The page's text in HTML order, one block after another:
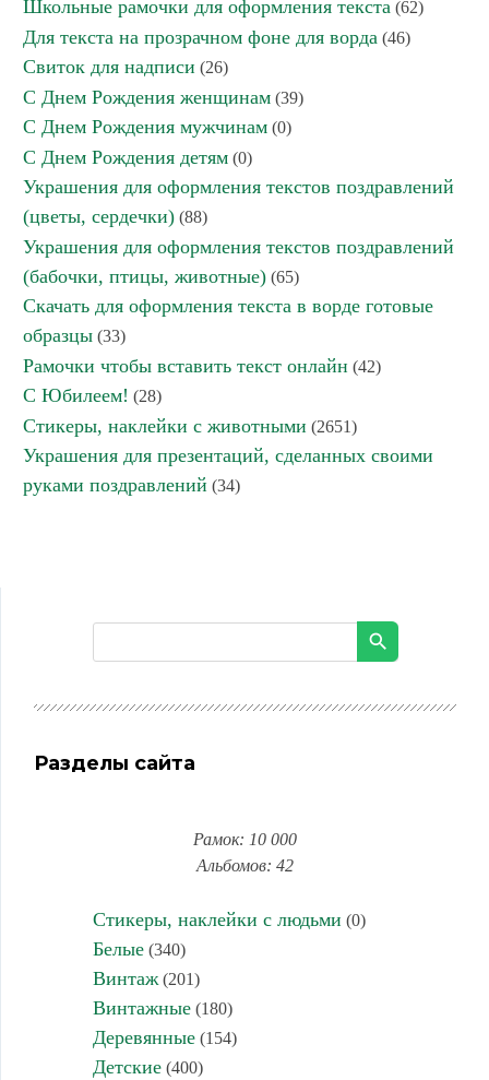
Школьные рамочки для оформления текста (62)
Для текста на прозрачном фоне для ворда (46)
Свиток для надписи (26)
С Днем Рождения женщинам (39)
С Днем Рождения мужчинам (0)
С Днем Рождения детям (0)
Украшения для оформления текстов поздравлений
(цветы, сердечки) (88)
Украшения для оформления текстов поздравлений
(бабочки, птицы, животные) (65)
Скачать для оформления текста в ворде готовые
образцы (33)
Рамочки чтобы вставить текст онлайн (42)
С Юбилеем! (28)
Стикеры, наклейки с животными (2651)
Украшения для презентаций, сделанных своими
руками поздравлений (34)
Разделы сайта
Рамок: 10 000
Альбомов: 42
Стикеры, наклейки с людьми (0)
Белые(340)
Винтаж(201)
Винтажные(180)
Деревянные(154)
Детские(400)